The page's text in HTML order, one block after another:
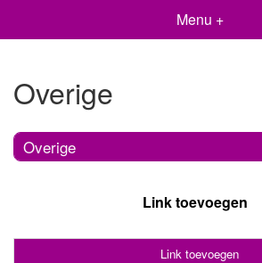
Menu +
Overige
Overige
Link toevoegen
Link toevoegen